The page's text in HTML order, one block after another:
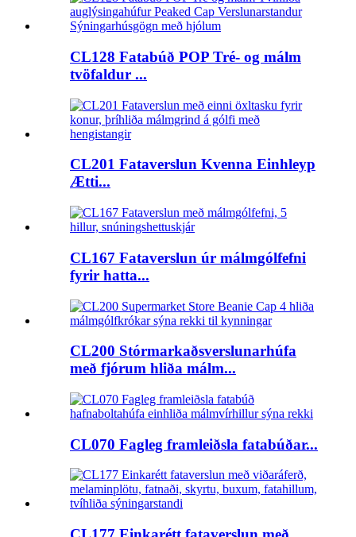
CL128 Fatabúð POP Tré- og málm
tvöfaldur ...
CL201 Fataverslun Kvenna Einhleyp
Ætti...
CL167 Fataverslun úr málmgólfefni
fyrir hatta...
CL200 Stórmarkaðsverslunarhúfa
með fjórum hliða málm...
CL070 Fagleg framleiðsla fatabúðar...